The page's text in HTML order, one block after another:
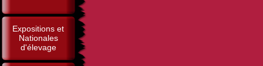
Expositions et
Nationales
d'élevage